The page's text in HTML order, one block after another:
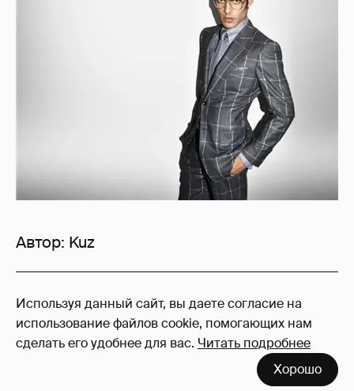
Используя данный сайт, вы даете согласие на
использование файлов cookie, помогающих нам
сделать его удобнее для вас. Читать подробнее
Хорошо
Автор: Kuz
10
Войдите в аккаунт, чтобы читать и
оставлять комментарии